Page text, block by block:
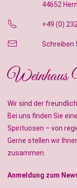
44652
+49 (0)
Schreiben
Weinhaus
Wir sind der
Bei uns finden Sie
Spirituosen – von
Gerne stellen wir
zusammen.
Anmeldung zum